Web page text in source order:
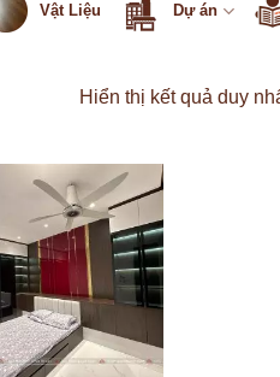
Vật Liệu Dự án
Hiển thị kết quả duy